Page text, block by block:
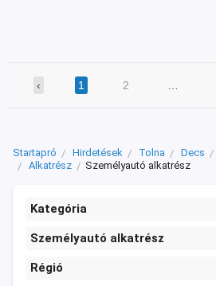
‹ 1 2
Startapró Hirdetések Tolna Decs
Alkatrész
Személyautó alkatrész
Kategória
Személyautó alkatrész
Régió